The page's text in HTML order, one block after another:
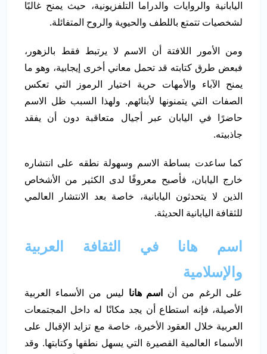
اليابانية والروايات والدراما التلفزيونية، حيث يمنح غالبًا
لشخصيات تتمتع باللطف والحيوية والروح المتفائلة.
ومن الأمور اللافتة أن الاسم لا يرتبط فقط بالزهور،
فبعض طرق كتابته قد تحمل معاني أخرى إيجابية، وهو ما
يمنح الآباء والأمهات حرية اختيار الرموز التي تعكس
الصفات التي يتمنونها لأبنائهم. ولهذا السبب ظل الاسم
حاضرًا في اليابان عبر أجيال متعاقبة دون أن يفقد
جاذبيته.
كما ساعدت بساطة الاسم وسهولة نطقه على انتشاره
خارج اليابان، فأصبح معروفًا لدى الكثير من الأشخاص
الذين لا يتحدثون اليابانية، خاصة بعد الانتشار العالمي
للثقافة اليابانية الحديثة.
اسم هانا في الثقافة العربية
والإسلامية
على الرغم من أن اسم هانا ليس من الأسماء العربية
الأصيلة، فإنه استطاع أن يجد مكانًا له داخل المجتمعات
العربية خلال العقود الأخيرة، خاصة مع تزايد الإقبال على
الأسماء العالمية القصيرة التي يسهل نطقها وكتابتها. وقد